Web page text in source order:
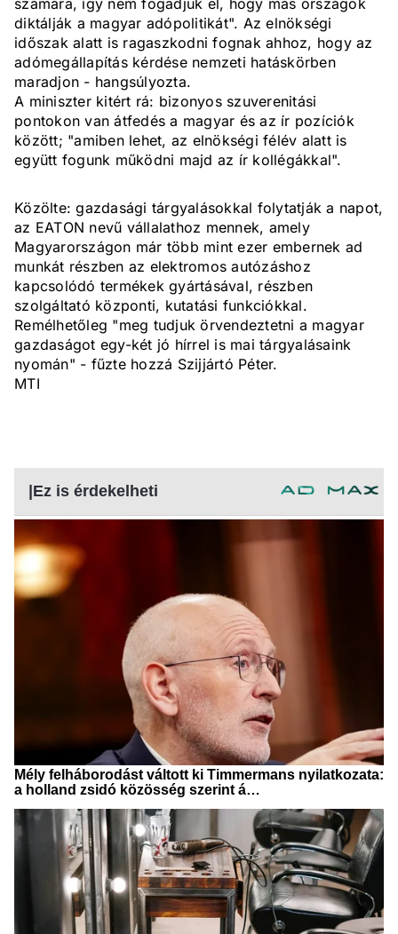
számára, így nem fogadjuk el, hogy más országok
diktálják a magyar adópolitikát". Az elnökségi
időszak alatt is ragaszkodni fognak ahhoz, hogy az
adómegállapítás kérdése nemzeti hatáskörben
maradjon - hangsúlyozta.
A miniszter kitért rá: bizonyos szuverenitási
pontokon van átfedés a magyar és az ír pozíciók
között; "amiben lehet, az elnökségi félév alatt is
együtt fogunk működni majd az ír kollégákkal".
Közölte: gazdasági tárgyalásokkal folytatják a napot,
az EATON nevű vállalathoz mennek, amely
Magyarországon már több mint ezer embernek ad
munkát részben az elektromos autózáshoz
kapcsolódó termékek gyártásával, részben
szolgáltató központi, kutatási funkciókkal.
Remélhetőleg "meg tudjuk örvendeztetni a magyar
gazdaságot egy-két jó hírrel is mai tárgyalásaink
nyomán" - fűzte hozzá Szijjártó Péter.
MTI